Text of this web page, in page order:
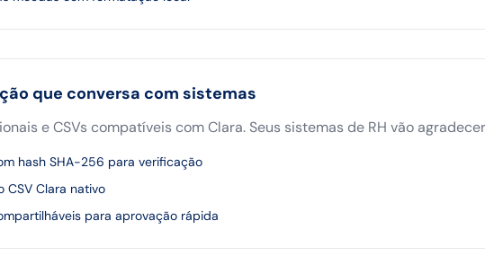
que conversa com sistemas
e CSVs compatíveis com Clara. Seus sistemas de RH vão
hash SHA-256 para verificação
CSV Clara nativo
para aprovação rápida